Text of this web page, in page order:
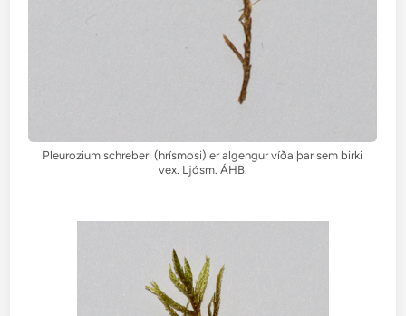
Pleurozium schreberi (hrísmosi) er algengur víða þar sem birki
vex. Ljósm. ÁHB.